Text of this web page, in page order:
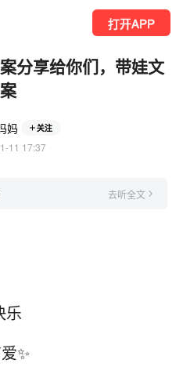
打开APP
分享给你们，带娃文
案
妈 关注
11 17:37
去听全文
乐
✨